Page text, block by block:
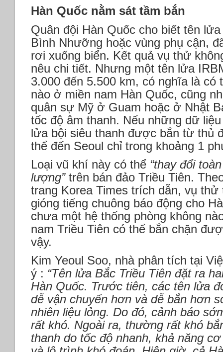
Hàn Quốc nằm sát tầm bắn
Quân đội Hàn Quốc cho biết tên
Bình Nhưỡng hoặc vùng phụ cận,
rơi xuống biển. Kết quả vụ thử
nêu chi tiết. Nhưng một tên lửa
3.000 đến 5.500 km, có nghĩa là có
nào ở miền nam Hàn Quốc, cũng
quân sự Mỹ ở Guam hoặc ở Nhật
tốc độ âm thanh. Nếu những dữ
lửa bội siêu thanh được bắn từ thủ
thể đến Seoul chỉ trong khoảng 1
Loại vũ khí này có thể “thay đổi
lượng”trên bán đảo Triều Tiên.
trang Korea Times trích dẫn, vụ
gióng tiếng chuông báo động cho
chưa một hệ thống phòng không
nam Triều Tiên có thể bắn chặn
vậy.
Kim Yeoul Soo, nhà phân tích tại
ý : “Tên lửa Bắc Triều Tiên đặt ra
Hàn Quốc. Trước tiên, các tên lửa
dễ vận chuyển hơn và dễ bắn hơn
nhiên liệu lỏng. Do đó, cảnh báo
rất khó. Ngoài ra, thường rất khó
thanh do tốc độ nhanh, khả năng